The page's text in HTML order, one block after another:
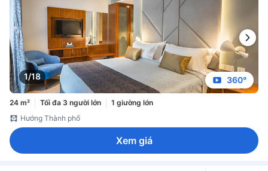
1/18 360°
24 m² Tối đa 3 người lớn
1 giường lớn
Hướng Thành phố
Xem giá